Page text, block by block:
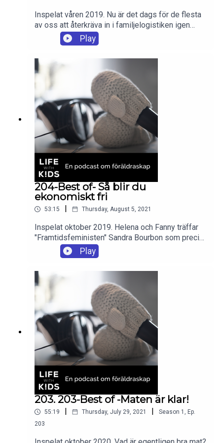
Inspelat våren 2019. Nu är det dags för de flesta
av oss att återkräva in i familjelogistiken igen
efter semestern. Men innan stresskurvan går
uppåt finns det smarta tips och råd att ta till för att
underlätta det praktiska livet där hemma. Lyssna
och lär! Vi har träffat Nina Modig, logistiker och
författare och pratat om logistik i familjelivet.
Vilka är det stora tidstjuvarna och vad gör oss
irriterade i vardagslogistiken och kanske
framförallt, hur kan vi ändra på det och i vilken
ände ska jag börja?
Play
204-Best of- Så blir du
ekonomiskt fri
53:15 Thursday, August 5, 2021
Inspelat oktober 2019. Helena och Fanny träffar
"Framtidsfeministen" Sandra Bourbon som precis
har blivit mamma och delar med sig av sina allra
bästa tips för att uppnå ekonomisk frihet. Hur
börjar man få koll på sin privatekonomi? Hur kan
jag spara pengar när idag känner att jag knappt har
några marginaler? Vad ska jag spara i?Support till
showen http://supporter.acast.com/lifewithkids.
Play
203. 203-Best of -Maten är klar!
55:19 Thursday, July 29, 2021 Season 1 , Ep.
203